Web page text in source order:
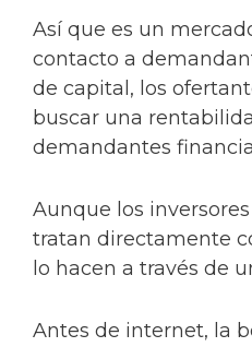
Así que es un
contacto a
de capital, los
buscar una
demandantes
Aunque los
tratan directamente
lo hacen a través de
Antes de internet, la